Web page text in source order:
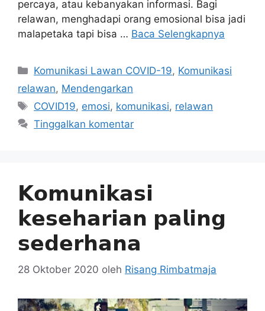
percaya, atau kebanyakan informasi. Bagi
relawan, menghadapi orang emosional bisa jadi
malapetaka tapi bisa … Baca Selengkapnya
Kategori
Komunikasi Lawan COVID-19, Komunikasi
relawan, Mendengarkan
Tag
COVID19, emosi, komunikasi, relawan
Tinggalkan komentar
𝗞𝗼𝗺𝘂𝗻𝗶𝗸𝗮𝘀𝗶
𝗸𝗲𝘀𝗲𝗵𝗮𝗿𝗶𝗮𝗻 𝗽𝗮𝗹𝗶𝗻𝗴
𝘀𝗲𝗱𝗲𝗿𝗵𝗮𝗻𝗮
28 Oktober 2020 oleh Risang Rimbatmaja